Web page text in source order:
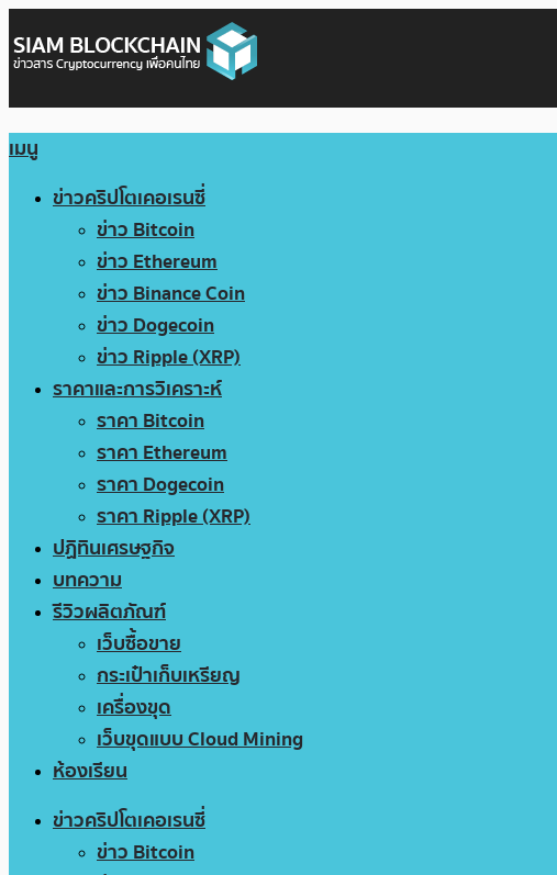
เมนู
ข่าวคริปโตเคอเรนซี่
ข่าว Bitcoin
ข่าว Ethereum
ข่าว Binance Coin
ข่าว Dogecoin
ข่าว Ripple (XRP)
ราคาและการวิเคราะห์
ราคา Bitcoin
ราคา Ethereum
ราคา Dogecoin
ราคา Ripple (XRP)
ปฏิทินเศรษฐกิจ
บทความ
รีวิวผลิตภัณฑ์
เว็บซื้อขาย
กระเป๋าเก็บเหรียญ
เครื่องขุด
เว็บขุดแบบ Cloud Mining
ห้องเรียน
ข่าวคริปโตเคอเรนซี่
ข่าว Bitcoin